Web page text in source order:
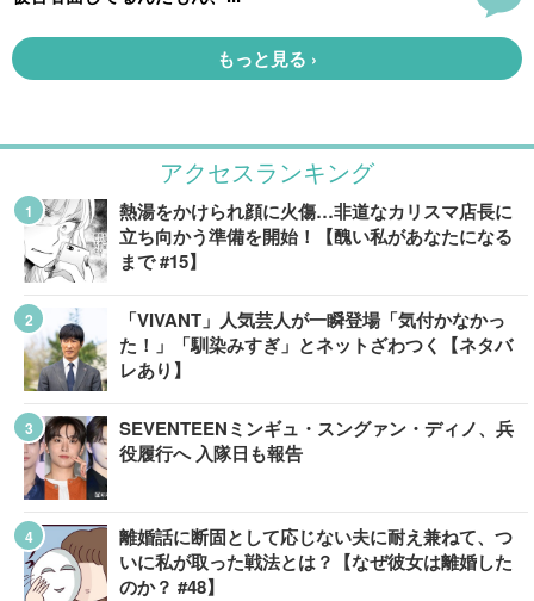
アクセスランキング
熱湯をかけられ顔に火傷…非道なカリスマ店長に
立ち向かう準備を開始！【醜い私があなたになる
まで #15】
「VIVANT」人気芸人が一瞬登場「気付かなかっ
た！」「馴染みすぎ」とネットざわつく【ネタバ
レあり】
SEVENTEENミンギュ・スングァン・ディノ、兵
役履行へ 入隊日も報告
離婚話に断固として応じない夫に耐え兼ねて、つ
いに私が取った戦法とは？【なぜ彼女は離婚した
のか？ #48】